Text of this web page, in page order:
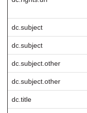
dc.subject
dc.subject
dc.subject.other
dc.subject.other
dc.title